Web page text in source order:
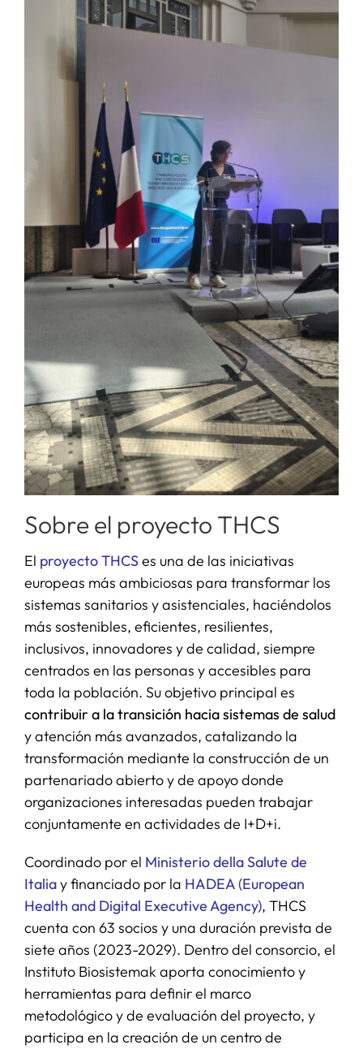
Sobre el proyecto THCS
El proyecto THCSes una de las iniciativas
europeas más ambiciosas para transformar los
sistemas sanitarios y asistenciales, haciéndolos
más sostenibles, eficientes, resilientes,
inclusivos, innovadores y de calidad, siempre
centrados en las personas y accesibles para
toda la población. Su objetivo principal es
contribuir a la transición hacia sistemas de salud
y atención más avanzados, catalizando la
transformación mediante la construcción de un
partenariado abierto y de apoyo donde
organizaciones interesadas pueden trabajar
conjuntamente en actividades de I+D+i.
Coordinado por el Ministerio della Salute de
Italiay financiado por la HADEA (European
Health and Digital Executive Agency), THCS
cuenta con 63 socios y una duración prevista de
siete años (2023-2029). Dentro del consorcio, el
Instituto Biosistemak aporta conocimiento y
herramientas para definir el marco
metodológico y de evaluación del proyecto, y
participa en la creación de un centro de